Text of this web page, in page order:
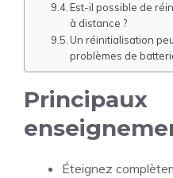
Est-il possible de
à distance ?
Un réinitialisation
problèmes de
Principaux
Éteignez